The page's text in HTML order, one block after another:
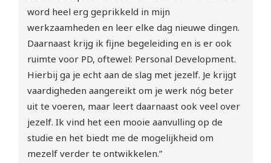
word heel erg geprikkeld in mijn
werkzaamheden en leer elke dag nieuwe dingen.
Daarnaast krijg ik fijne begeleiding en is er ook
ruimte voor PD, oftewel: Personal Development.
Hierbij ga je echt aan de slag met jezelf. Je krijgt
vaardigheden aangereikt om je werk nóg beter
uit te voeren, maar leert daarnaast ook veel over
jezelf. Ik vind het een mooie aanvulling op de
studie en het biedt me de mogelijkheid om
mezelf verder te ontwikkelen.”